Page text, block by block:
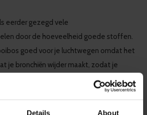
Details About
eerder gezegd vele
door de hoeveelheid goede stoffen.
goed voor je luchtwegen omdat het
je bronchiën wijder maakt, zodat je
Ten tweede houdt rooibos de
gezond! Dit komt door het antioxidant